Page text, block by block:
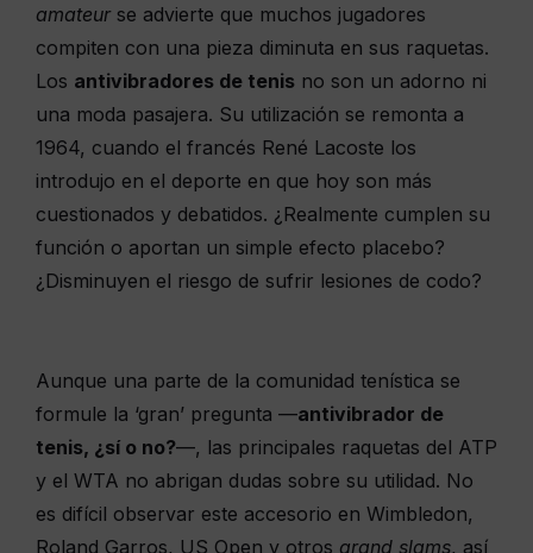
amateur se advierte que muchos jugadores
compiten con una pieza diminuta en sus raquetas.
Los antivibradores de tenis no son un adorno ni
una moda pasajera. Su utilización se remonta a
1964, cuando el francés René Lacoste los
introdujo en el deporte en que hoy son más
cuestionados y debatidos. ¿Realmente cumplen su
función o aportan un simple efecto placebo?
¿Disminuyen el riesgo de sufrir lesiones de codo?
Aunque una parte de la comunidad tenística se
formule la ‘gran’ pregunta —antivibrador de
tenis, ¿sí o no?—, las principales raquetas del ATP
y el WTA no abrigan dudas sobre su utilidad. No
es difícil observar este accesorio en Wimbledon,
Roland Garros, US Open y otros grand slams, así